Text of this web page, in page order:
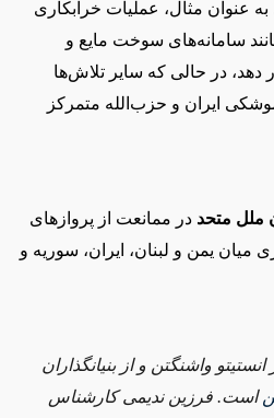
عنوان مثال، عملیات خرابکاری
سامانه‌های سوخت مایع و
در حالی که سایر تلاش‌ها
ایران و حزب‌الله متمرکز
ملل متحد در ممانعت از پروازهای
میان یمن و لبنان، ایران، سوریه و
واشنگتن و از بنیانگذاران
است. فرزین ندیمی کارشناس